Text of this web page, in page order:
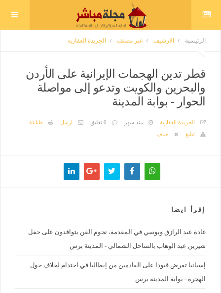
الرئيسية الارشيف غير مصنف الجريدة العقارية
قطر تدين الهجمات الإيرانية على الأردن
والبحرين والكويت وتدعو إلى مواصلة
الحوار - بوابة المدينة
الجريدة العقارية منذ شهر 0 تعليق ارسل
طباعة
تبليغ
حذف
إقرأ ايضا
غادة عبد الرازق وبوسي في المقدمة، نجوم الفن يتوافدون على حفل
شيرين عبد الوهاب بالساحل الشمالي - المدينة برس
إسبانيا تفرض قيودا على القادمين من إيطاليا في احتدام لخلاف حول
الهجرة - بوابة المدينة برس